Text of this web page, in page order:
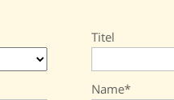
Titel
Name